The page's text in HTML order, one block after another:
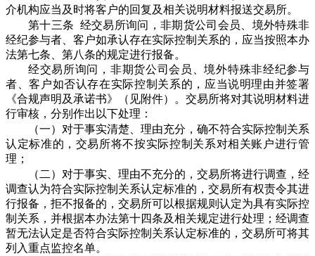
介机构应当及时将客户的回复及相关说明材料报送交易所。
第十三条 经交易所询问，非期货公司会员、境外特殊非
经纪参与者、客户如承认存在实际控制关系的，应当按照本办
法第七条、第八条的规定进行报备。
经交易所询问，非期货公司会员、境外特殊非经纪参与
者、客户如否认存在实际控制关系的，应当说明理由并签署
《合规声明及承诺书》（见附件）。交易所将对其说明材料进
行审核，分别作出以下处理：
（一）对于事实清楚、理由充分，确不符合实际控制关系
认定标准的，交易所将不按实际控制关系对相关账户进行管
理；
（二）对于事实、理由不充分的，交易所将进行调查，经
调查认为符合实际控制关系认定标准的，交易所有权责令其进
行报备，拒不报备的，交易所可以根据规则认定为具有实际控
制关系，并根据本办法第十四条及相关规定进行处理；经调查
暂无法认定是否符合实际控制关系认定标准的，交易所可将其
列入重点监控名单。